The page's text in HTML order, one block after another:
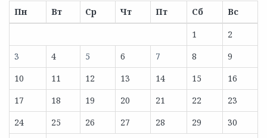
Пн Вт Ср Чт Пт Сб
Вс
1
2
3
4 5 6 7 8
9
10
11 12 13 14 15
16
17
18 19 20 21 22
23
24
25 26 27 28 29
30